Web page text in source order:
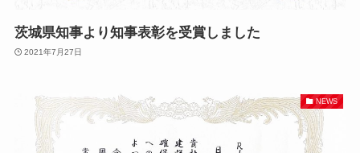
茨城県知事より知事表彰を受賞しました
2021年7月27日
NEWS